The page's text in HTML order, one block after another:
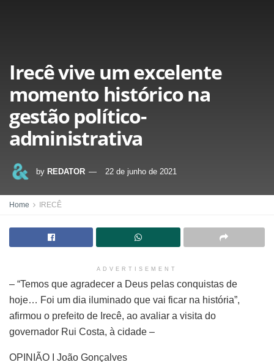
Irecê vive um excelente
momento histórico na
gestão político-
administrativa
by REDATOR 22 de junho de 2021
Home IRECÊ
ADVERTISEMENT
– “Temos que agradecer a Deus pelas conquistas de
hoje… Foi um dia iluminado que vai ficar na história”,
afirmou o prefeito de Irecê, ao avaliar a visita do
governador Rui Costa, à cidade –
OPINIÃO I João Gonçalves